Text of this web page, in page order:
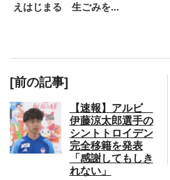
えはじまる 生ごみを...
[前の記事]
【速報】アルビ
伊藤涼太郎選手の
シントトロイデン
完全移籍を発表
「感謝してもしき
れない」